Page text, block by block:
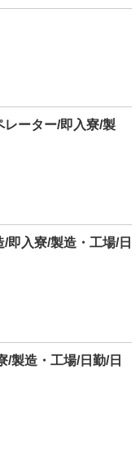
レーター/即入寮/製
即入寮/製造・工場/日
/製造・工場/日勤/日